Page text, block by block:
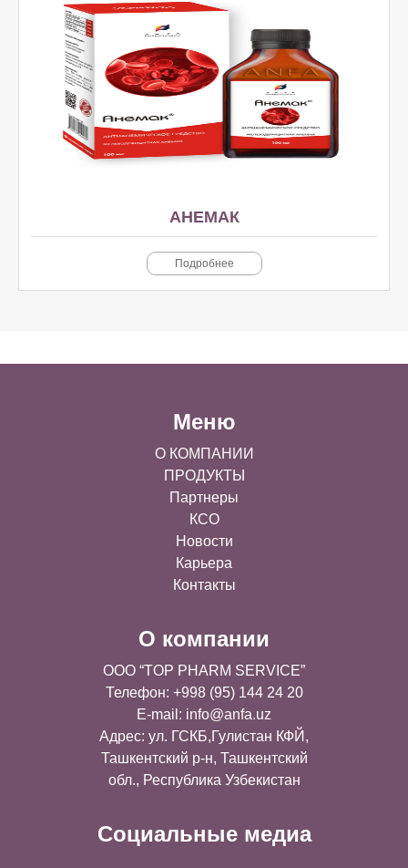
АНЕМАК
Подробнее
Меню
О КОМПАНИИ
ПРОДУКТЫ
Партнеры
КСО
Новости
Карьера
Контакты
О компании
OOO “TOP PHARM SERVICE”
Телефон: +998 (95) 144 24 20
E-mail: info@anfa.uz
Адрес: ул. ГСКБ,Гулистан КФЙ,
Ташкентский р-н, Ташкентский
обл., Республика Узбекистан
Социальные медиа